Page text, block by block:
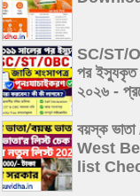
SC/ST/
পর ইস্যুকৃত
২০২৬ -
বয়স্ক ভাতা
West
list